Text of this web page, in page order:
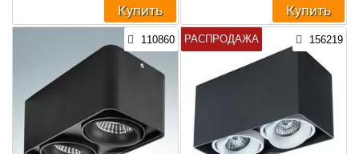
Купить Купить
110860 РАСПРОДАЖА 156219